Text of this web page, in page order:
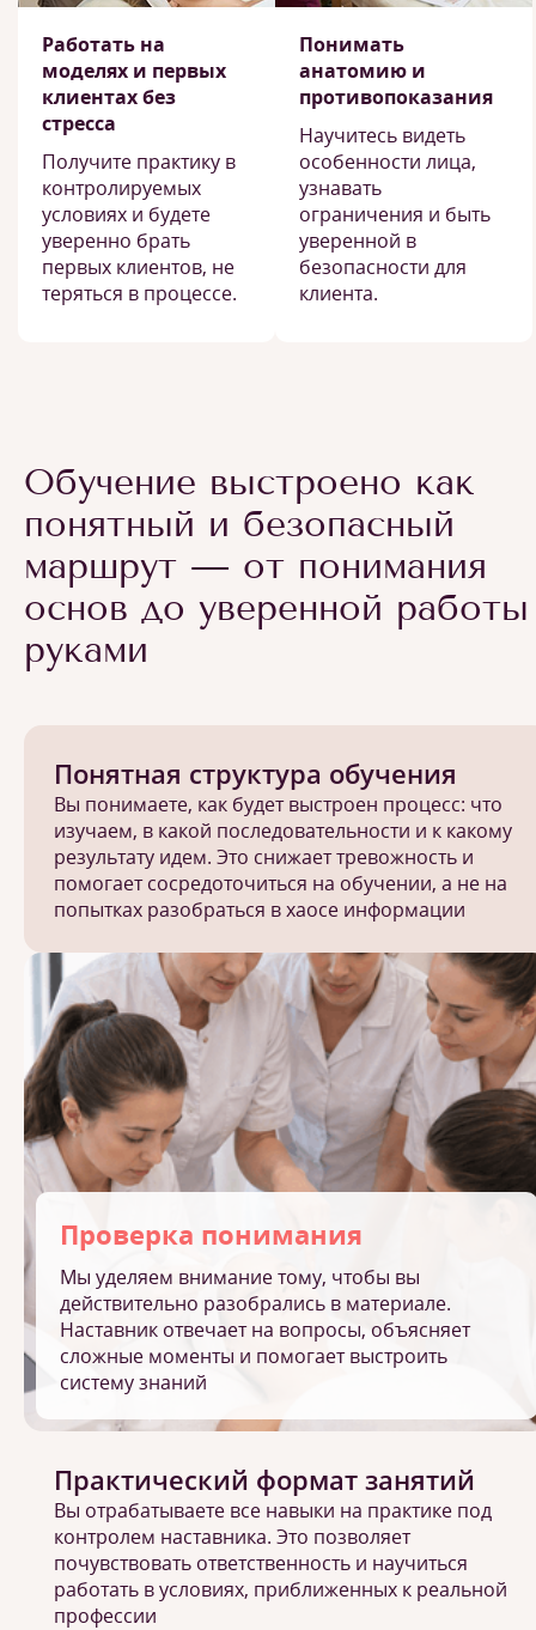
Работать на
моделях и первых
клиентах без
стресса
Получите практику в
контролируемых
условиях и будете
уверенно брать
первых клиентов, не
теряться в процессе.
Понимать
анатомию и
противопоказания
Научитесь видеть
особенности лица,
узнавать
ограничения и быть
уверенной в
безопасности для
клиента.
Обучение выстроено как
понятный и безопасный
маршрут — от понимания
основ до уверенной работы
руками
Понятная структура обучения
Вы понимаете, как будет выстроен процесс: что
изучаем, в какой последовательности и к какому
результату идем. Это снижает тревожность и
помогает сосредоточиться на обучении, а не на
попытках разобраться в хаосе информации
Проверка понимания
Мы уделяем внимание тому, чтобы вы
действительно разобрались в материале.
Наставник отвечает на вопросы, объясняет
сложные моменты и помогает выстроить
систему знаний
Практический формат занятий
Вы отрабатываете все навыки на практике под
контролем наставника. Это позволяет
почувствовать ответственность и научиться
работать в условиях, приближенных к реальной
профессии